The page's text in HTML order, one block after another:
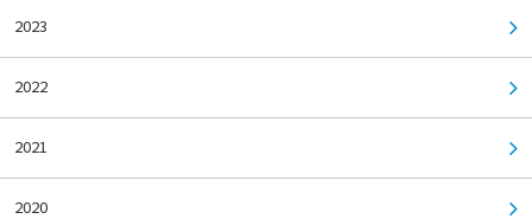
2023
2022
2021
2020